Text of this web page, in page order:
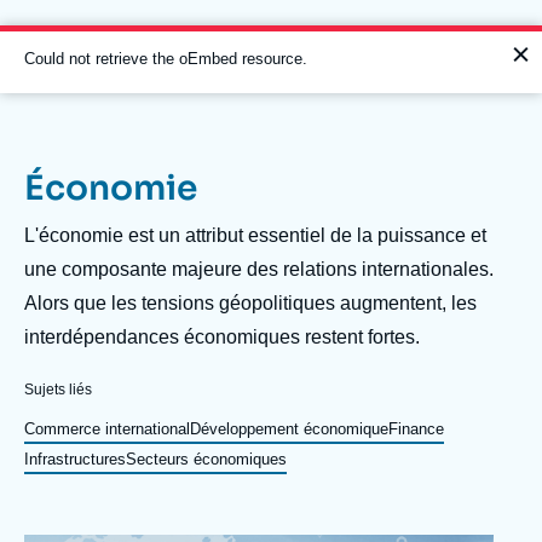
au
contenu
principal
Navigation
principale
Analyses
Événements
À propos de l'Ifri
L'Ifri en bref Proche-Orient
Message
d'erreur
Could not retrieve the oEmbed resource.
Économie
Description
L'économie est un attribut essentiel de la puissance et
une composante majeure des relations internationales.
Alors que les tensions géopolitiques augmentent, les
interdépendances économiques restent fortes.
Sujets liés
Commerce international Développement économiqueFinance
InfrastructuresSecteurs économiques